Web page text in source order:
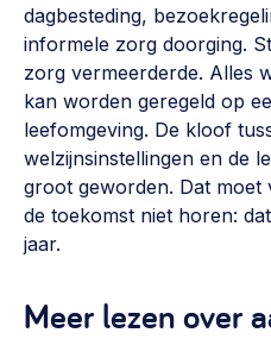
dagbesteding,
informele zorg doorging.
zorg vermeerderde. Alles
kan worden geregeld op
leefomgeving. De kloof
welzijnsinstellingen en de
groot geworden. Dat
de toekomst niet horen:
jaar.
Meer lezen over